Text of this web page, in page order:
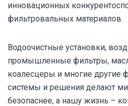
инновационных
фильтровальных материалов.
Водоочистные установки,
промышленные фильтры,
коалесцеры и многие другие
системы и решения делают
безопаснее, а нашу жизнь –